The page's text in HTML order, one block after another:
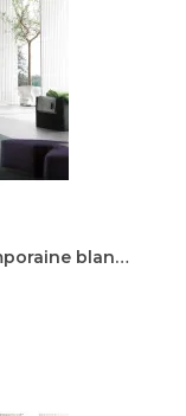
Table console extensible contemporaine blanc laqué Montoya